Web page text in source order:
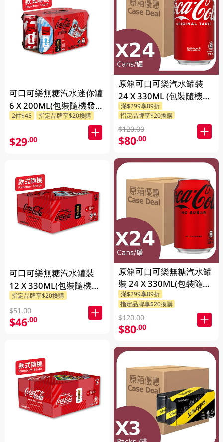
可口可樂無糖汽水迷你罐
6 X 200ML(包裝隨機發
送)
2件$45 指定品牌享$20換購
$29.00
可口可樂無糖汽水罐裝
12 X 330ML(包裝隨機發
送)
指定品牌享$20換購
$51.00
$46.00
原箱可口可樂汽水罐裝
24 X 330ML (包裝隨機發
送)
滿$299享89折
指定品牌享$20換購
$120.00
$80.00
原箱可口可樂無糖汽水罐
裝 24 X 330ML(包裝隨機
發送)
滿$299享89折
指定品牌享$20換購
$120.00
$80.00